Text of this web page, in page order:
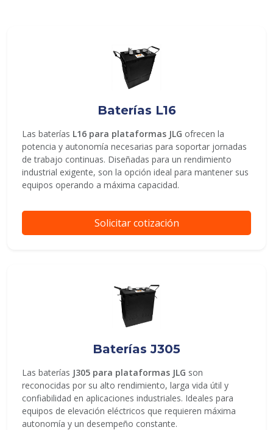
ENVIAR
Baterías L16
Las baterías L16 para plataformas JLG ofrecen la
potencia y autonomía necesarias para soportar jornadas
de trabajo continuas. Diseñadas para un rendimiento
industrial exigente, son la opción ideal para mantener sus
equipos operando a máxima capacidad.
Solicitar cotización
Baterías J305
Las baterías J305 para plataformas JLG son
reconocidas por su alto rendimiento, larga vida útil y
confiabilidad en aplicaciones industriales. Ideales para
equipos de elevación eléctricos que requieren máxima
autonomía y un desempeño constante.